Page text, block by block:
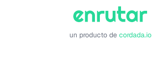
un producto de cordada.io